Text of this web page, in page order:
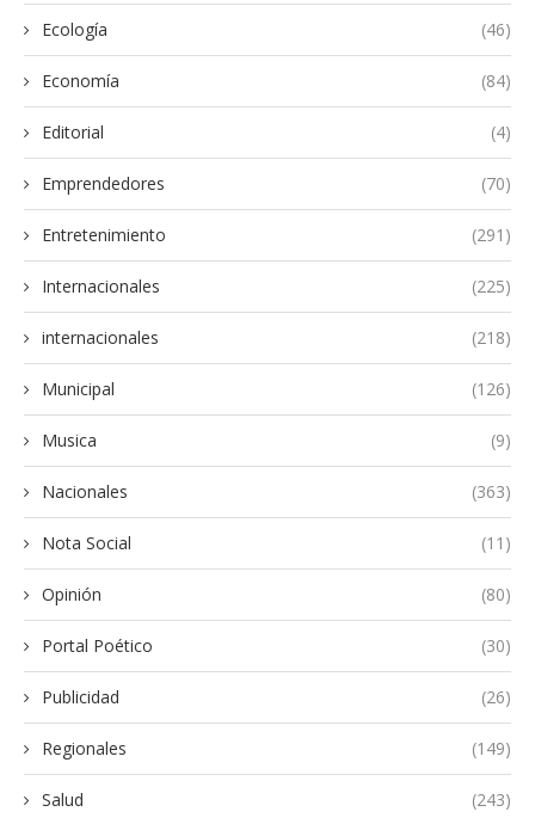
Ecología (46)
Economía (84)
Editorial (4)
Emprendedores (70)
Entretenimiento (291)
Internacionales (225)
internacionales (218)
Municipal (126)
Musica (9)
Nacionales (363)
Nota Social (11)
Opinión (80)
Portal Poético (30)
Publicidad (26)
Regionales (149)
Salud (243)